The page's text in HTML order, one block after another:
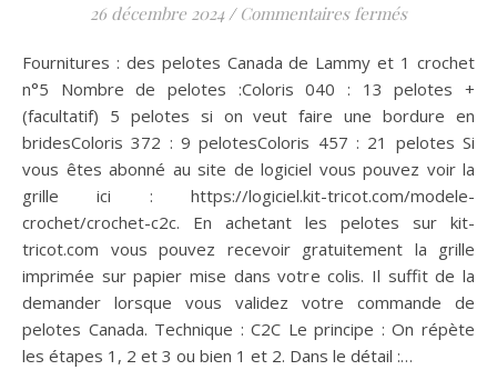
26 décembre 2024 / Commentaires ferméssur
Fournitures : des pelotes Canada de Lammy et 1 crochet
n°5 Nombre de pelotes :Coloris 040 : 13 pelotes +
(facultatif) 5 pelotes si on veut faire une bordure en
bridesColoris 372 : 9 pelotesColoris 457 : 21 pelotes Si
vous êtes abonné au site de logiciel vous pouvez voir la
grille ici : https://logiciel.kit-tricot.com/modele-
crochet/crochet-c2c. En achetant les pelotes sur kit-
tricot.com vous pouvez recevoir gratuitement la grille
imprimée sur papier mise dans votre colis. Il suffit de la
demander lorsque vous validez votre commande de
pelotes Canada. Technique : C2C Le principe : On répète
les étapes 1, 2 et 3 ou bien 1 et 2. Dans le détail :…